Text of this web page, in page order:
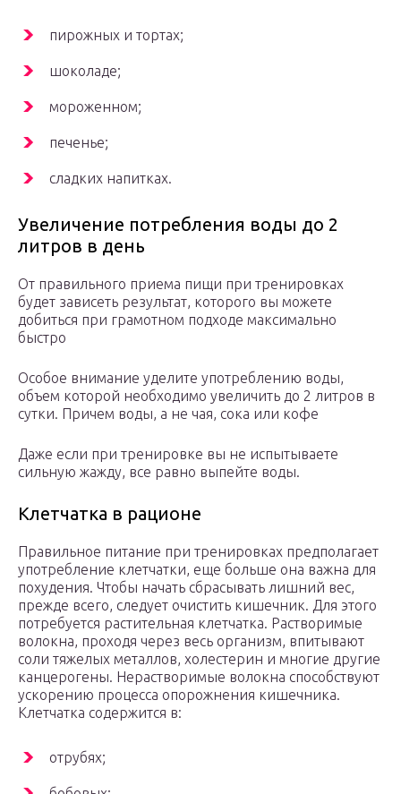
пирожных и тортах;
шоколаде;
мороженном;
печенье;
сладких напитках.
Увеличение потребления воды до 2
литров в день
От правильного приема пищи при тренировках
будет зависеть результат, которого вы можете
добиться при грамотном подходе максимально
быстро
Особое внимание уделите употреблению воды,
объем которой необходимо увеличить до 2 литров в
сутки. Причем воды, а не чая, сока или кофе
Даже если при тренировке вы не испытываете
сильную жажду, все равно выпейте воды.
Клетчатка в рационе
Правильное питание при тренировках предполагает
употребление клетчатки, еще больше она важна для
похудения. Чтобы начать сбрасывать лишний вес,
прежде всего, следует очистить кишечник. Для этого
потребуется растительная клетчатка. Растворимые
волокна, проходя через весь организм, впитывают
соли тяжелых металлов, холестерин и многие другие
канцерогены. Нерастворимые волокна способствуют
ускорению процесса опорожнения кишечника.
Клетчатка содержится в:
отрубях;